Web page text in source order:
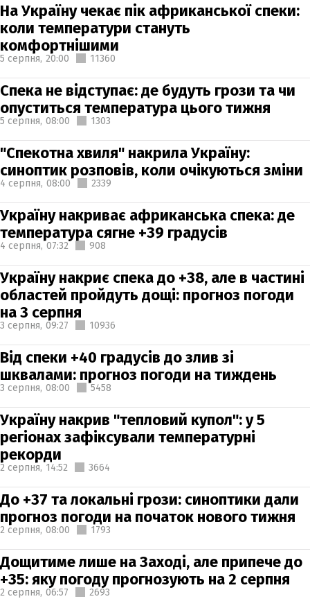
На Україну чекає пік африканської спеки:
коли температури стануть
комфортнішими
5 серпня, 20:00 11360
Спека не відступає: де будуть грози та чи
опуститься температура цього тижня
5 серпня, 08:00 1303
"Спекотна хвиля" накрила Україну:
синоптик розповів, коли очікуються зміни
4 серпня, 08:00 2339
Україну накриває африканська спека: де
температура сягне +39 градусів
4 серпня, 07:32 908
Україну накриє спека до +38, але в частині
областей пройдуть дощі: прогноз погоди
на 3 серпня
3 серпня, 09:27 10936
Від спеки +40 градусів до злив зі
шквалами: прогноз погоди на тиждень
3 серпня, 08:00 5458
Україну накрив "тепловий купол": у 5
регіонах зафіксували температурні
рекорди
2 серпня, 14:52 3664
До +37 та локальні грози: синоптики дали
прогноз погоди на початок нового тижня
2 серпня, 08:00 1793
Дощитиме лише на Заході, але припече до
+35: яку погоду прогнозують на 2 серпня
2 серпня, 06:57 2693